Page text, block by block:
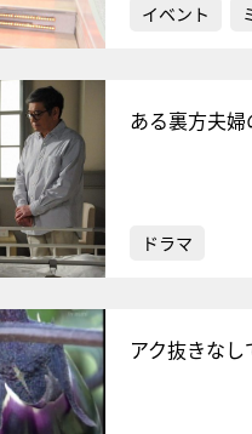
イベント
ある裏方夫婦
ドラマ
アク抜きな